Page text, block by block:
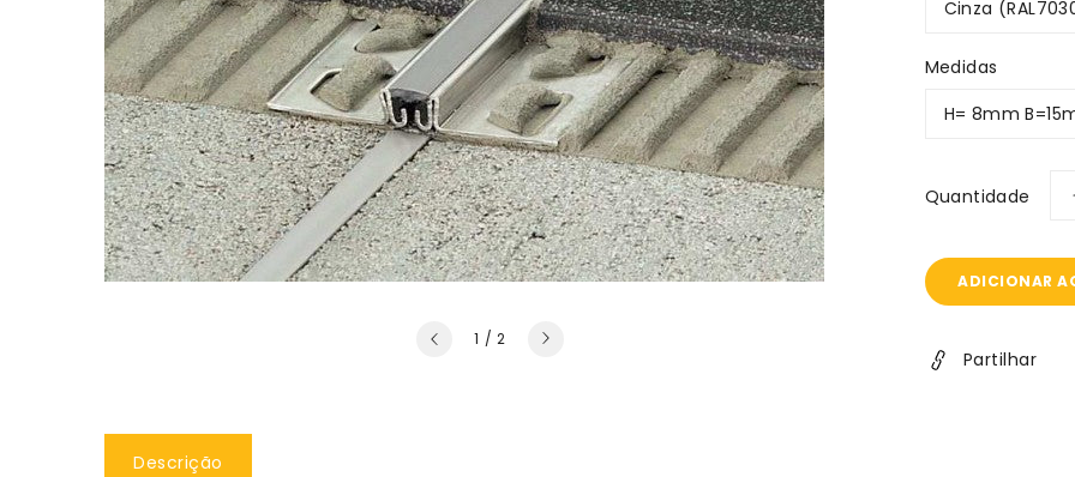
1 /de
2
Medidas
Quantidade
ADICIONAR
Partilhar
Descrição